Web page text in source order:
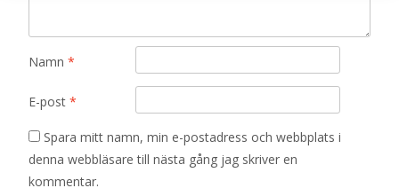
Namn *
E-post *
Spara mitt namn, min e-postadress och webbplats i
denna webbläsare till nästa gång jag skriver en
kommentar.